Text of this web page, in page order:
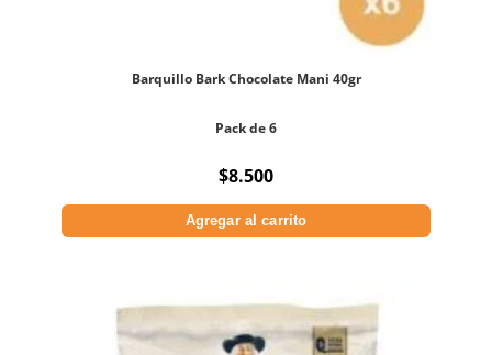
Barquillo Bark Chocolate Mani 40gr
Pack de 6
$8.500
Agregar al carrito